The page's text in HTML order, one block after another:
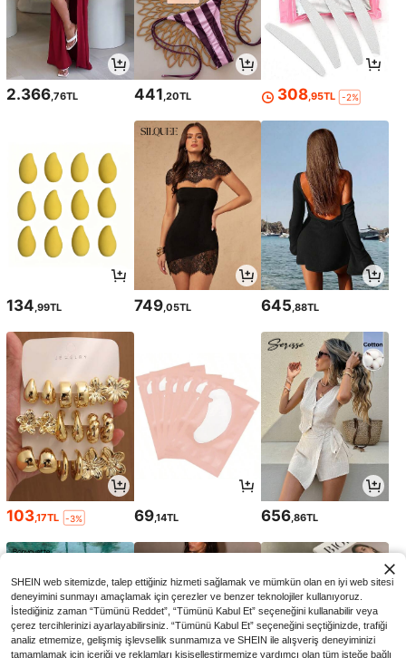
2.366,76TL 441,20TL 308,95TL -2%
134 ,99TL 749,05TL 645 ,88TL
103,17TL -3% 69,14TL 656 ,86TL
SHEIN web sitemizde, talep ettiğiniz hizmeti sağlamak ve mümkün olan en iyi web sitesi
deneyimini sunmayı amaçlamak için çerezler ve benzer teknolojiler kullanıyoruz.
İstediğiniz zaman “Tümünü Reddet”, “Tümünü Kabul Et” seçeneğini kullanabilir veya
çerez tercihlerinizi ayarlayabilirsiniz. “Tümünü Kabul Et” seçeneğini seçtiğinizde, trafiği
analiz etmemize, gelişmiş işlevsellik sunmamıza ve SHEIN ile alışveriş deneyiminizi
tamamlamak için içeriği ve reklamları kişiselleştirmemize yardımcı olan tüm isteğe bağlı